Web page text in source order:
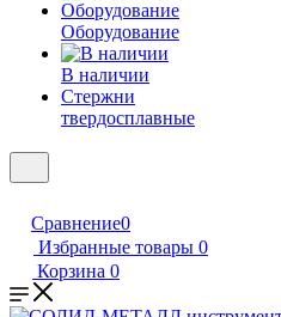
Оборудование
В наличии
Стержни
твердосплавные
Сравнение0
Избранные товары 0
Корзина 0